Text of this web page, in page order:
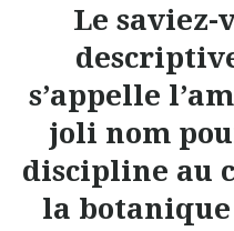
Le saviez-
s’appelle
joli nom
discipline au
la botanique